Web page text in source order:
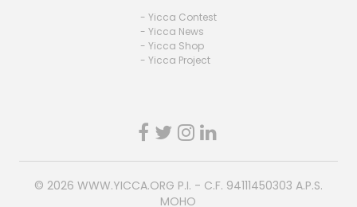
- Yicca Contest
- Yicca News
- Yicca Shop
- Yicca Project
© 2026 WWW.YICCA.ORG P.I. - C.F. 94111450303 A.P.S.
MOHO